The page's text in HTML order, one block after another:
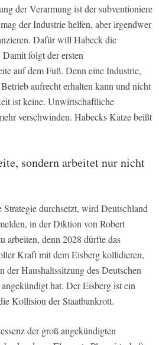
der Verarmung ist der subventioniere
der Industrie helfen, aber irgendwer
Dafür will Habeck die
Damit folgt der ersten
auf dem Fuß. Denn eine Industrie,
aufrecht erhalten kann und nicht
ist keine. Unwirtschaftliche
verschwinden. Habecks Katze beißt
sondern arbeitet nur nicht
Strategie durchsetzt, wird Deutschland
in der Diktion von Robert
arbeiten, denn 2028 dürfte das
Kraft mit dem Eisberg kollidieren,
der Haushaltssitzung des Deutschen
hat. Der Eisberg ist ein
Kollision der Staatbankrott.
der groß angekündigten